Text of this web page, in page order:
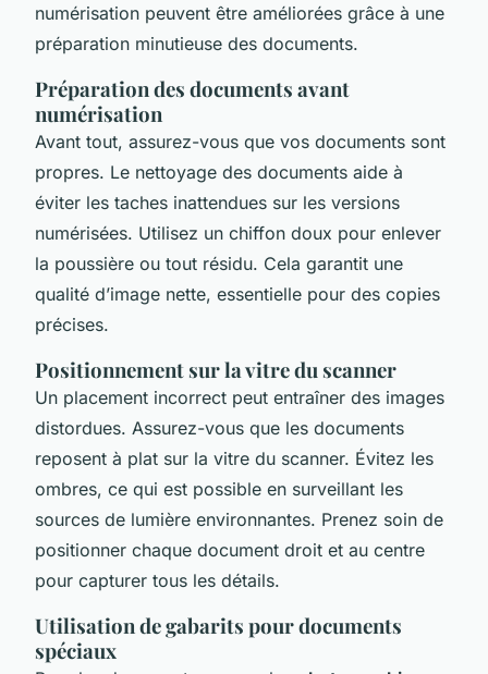
numérisation peuvent être améliorées grâce à une
préparation minutieuse des documents.
Préparation des documents avant
numérisation
Avant tout, assurez-vous que vos documents sont
propres. Le nettoyage des documents aide à
éviter les taches inattendues sur les versions
numérisées. Utilisez un chiffon doux pour enlever
la poussière ou tout résidu. Cela garantit une
qualité d’image nette, essentielle pour des copies
précises.
Positionnement sur la vitre du scanner
Un placement incorrect peut entraîner des images
distordues. Assurez-vous que les documents
reposent à plat sur la vitre du scanner. Évitez les
ombres, ce qui est possible en surveillant les
sources de lumière environnantes. Prenez soin de
positionner chaque document droit et au centre
pour capturer tous les détails.
Utilisation de gabarits pour documents
spéciaux